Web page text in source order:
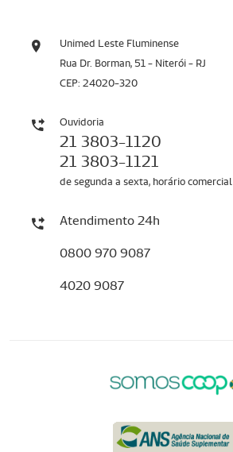
Unimed Leste Fluminense
Rua Dr. Borman, 51 - Niterói - RJ
CEP: 24020-320
Ouvidoria
21 3803-1120
21 3803-1121
de segunda a sexta, horário comercial
Atendimento 24h
0800 970 9087
4020 9087